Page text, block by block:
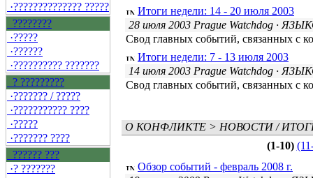
·?????????????? ?????
????????
·?????
·??????
·?????????? ???????
? ?????????
·??????? / ?????
·??????????? ????
·?????
·??????? ????
?????? ???
·? ???????
Итоги недели: 14 - 20 июля 2003
28 июля 2003 Prague Watchdog ·
Свод главных событий, связанных с
Итоги недели: 7 - 13 июля 2003
14 июля 2003 Prague Watchdog ·
Свод главных событий, связанных с
О КОНФЛИКТЕ > НОВОСТИ /
(1-10)
Обзор событий - февраль 2008 г.